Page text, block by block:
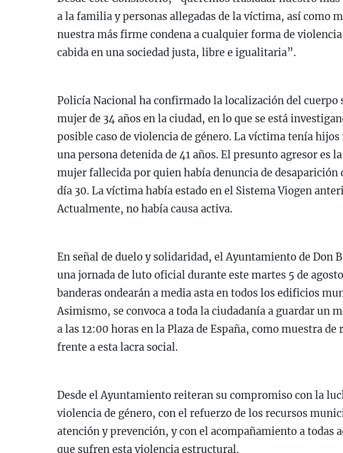
a la familia y personas allegadas de la víctima, así como
nuestra más firme condena a cualquier forma de
cabida en una sociedad justa, libre e igualitaria”.
Policía Nacional ha confirmado la localización del cuerpo
mujer de 34 años en la ciudad, en lo que se está
posible caso de violencia de género. La víctima tenía hijos
una persona detenida de 41 años. El presunto agresor es
mujer fallecida por quien había denuncia de desaparición
día 30. La víctima había estado en el Sistema Viogen
Actualmente, no había causa activa.
En señal de duelo y solidaridad, el Ayuntamiento de Don
una jornada de luto oficial durante este martes 5 de
banderas ondearán a media asta en todos los edificios
Asimismo, se convoca a toda la ciudadanía a guardar un
a las 12:00 horas en la Plaza de España, como muestra de
frente a esta lacra social.
Desde el Ayuntamiento reiteran su compromiso con la
violencia de género, con el refuerzo de los recursos
atención y prevención, y con el acompañamiento a todas
que sufren esta violencia estructural.